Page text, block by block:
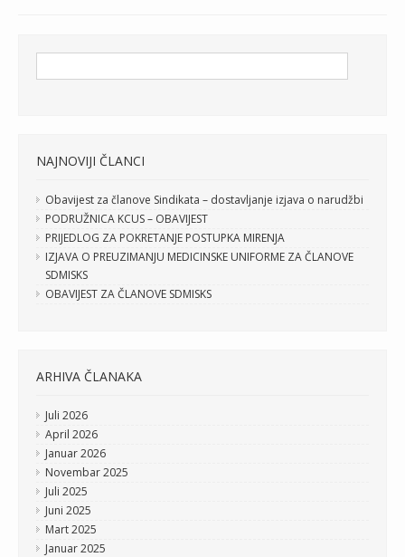
NAJNOVIJI ČLANCI
Obavijest za članove Sindikata – dostavljanje izjava o narudžbi
PODRUŽNICA KCUS – OBAVIJEST
PRIJEDLOG ZA POKRETANJE POSTUPKA MIRENJA
IZJAVA O PREUZIMANJU MEDICINSKE UNIFORME ZA ČLANOVE
SDMISKS
OBAVIJEST ZA ČLANOVE SDMISKS
ARHIVA ČLANAKA
Juli 2026
April 2026
Januar 2026
Novembar 2025
Juli 2025
Juni 2025
Mart 2025
Januar 2025